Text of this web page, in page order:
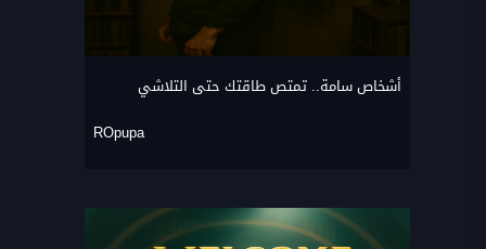
أشخاص سامة.. تمتص طاقتك حتى التلاشي
ROpupa